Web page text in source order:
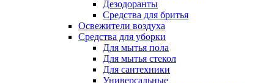
Дезодоранты
Средства для бритья
Освежители воздуха
Средства для уборки
Для мытья пола
Для мытья стекол
Для сантехники
Универсальные